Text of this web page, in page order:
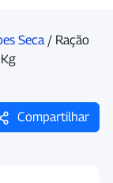
Seca / Ração
Compartilhar